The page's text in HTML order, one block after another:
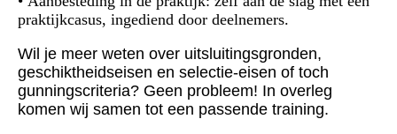
praktijkcasus, ingediend door deelnemers.
Wil je meer weten over uitsluitingsgronden,
geschiktheidseisen en selectie-eisen of toch
gunningscriteria? Geen probleem! In overleg
komen wij samen tot een passende training.